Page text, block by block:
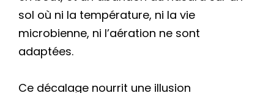
sol où ni la température, ni la vie
microbienne, ni l’aération ne sont
adaptées.
Ce décalage nourrit une illusion